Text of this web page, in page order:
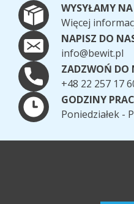
WYSYŁAMY
Więcej
NAPISZ DO
info@bewit.pl
ZADZWOŃ DO
+48 22 257 17
GODZINY
Poniedziałek -